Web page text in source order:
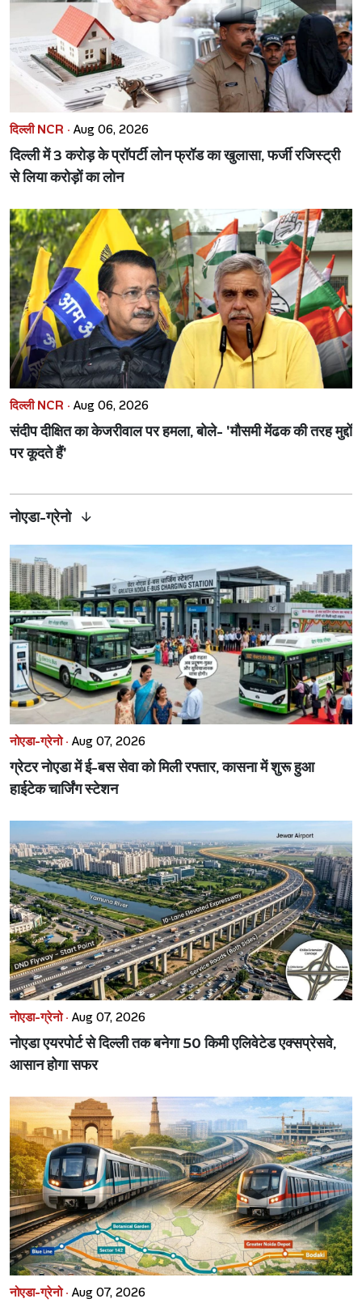
दिल्ली NCR · Aug 06, 2026
दिल्ली में 3 करोड़ के प्रॉपर्टी लोन फ्रॉड का खुलासा, फर्जी रजिस्ट्री
से लिया करोड़ों का लोन
दिल्ली NCR · Aug 06, 2026
संदीप दीक्षित का केजरीवाल पर हमला, बोले- 'मौसमी मेंढक की तरह मुद्दों
पर कूदते हैं'
नोएडा-ग्रेनो
नोएडा-ग्रेनो · Aug 07, 2026
ग्रेटर नोएडा में ई-बस सेवा को मिली रफ्तार, कासना में शुरू हुआ
हाईटेक चार्जिंग स्टेशन
नोएडा-ग्रेनो · Aug 07, 2026
नोएडा एयरपोर्ट से दिल्ली तक बनेगा 50 किमी एलिवेटेड एक्सप्रेसवे,
आसान होगा सफर
नोएडा-ग्रेनो · Aug 07, 2026